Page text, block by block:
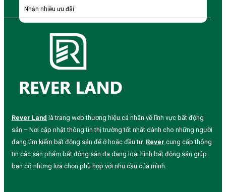
Nhận nhiều ưu đãi
Rever Land là trang web thương hiệu cá nhân về lĩnh vực bất động
sản – Nơi cập nhật thông tin thị trường tốt nhất dành cho những người
đang tìm kiếm bất động sản để ở hoặc đầu tư. Rever cung cấp thông
tin các sản phẩm bất động sản đa dạng loại hình bất động sản giúp
bạn có những lựa chọn phù hợp với nhu cầu của mình.